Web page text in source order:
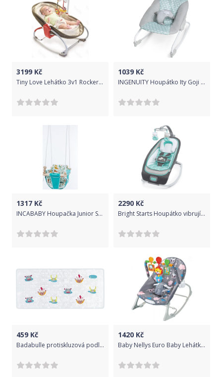
3199 Kč
Tiny Love Lehátko 3v1 Rocker Napper hnědé
1039 Kč
INGENUITY Houpátko Ity Goji 0m +, do 9 kg
1317 Kč
INCABABY Houpačka Junior Swing Dragon Babies
2290 Kč
Bright Starts Houpátko vibrující s melodií Henley 0m+ do 11 kg, 2019
459 Kč
Badabulle protiskluzová podložka Extra Long
1420 Kč
Baby Nellys Euro Baby Lehátko,houpačka pro kojence s vibrací a hudbou - Little dreamer - šedé, K19